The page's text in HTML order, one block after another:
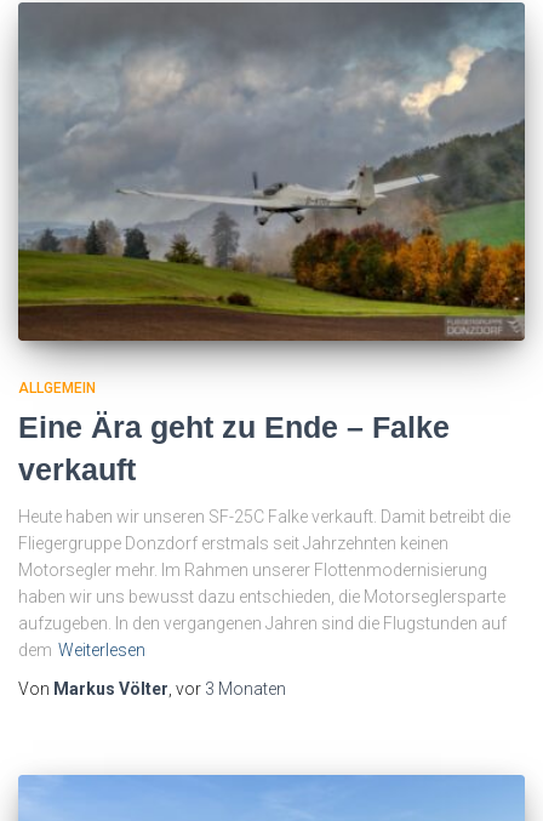
ALLGEMEIN
Eine Ära geht zu Ende – Falke
verkauft
Heute haben wir unseren SF-25C Falke verkauft. Damit betreibt die
Fliegergruppe Donzdorf erstmals seit Jahrzehnten keinen
Motorsegler mehr. Im Rahmen unserer Flottenmodernisierung
haben wir uns bewusst dazu entschieden, die Motorseglersparte
aufzugeben. In den vergangenen Jahren sind die Flugstunden auf
dem Weiterlesen
Von Markus Völter , vor 3 Monaten